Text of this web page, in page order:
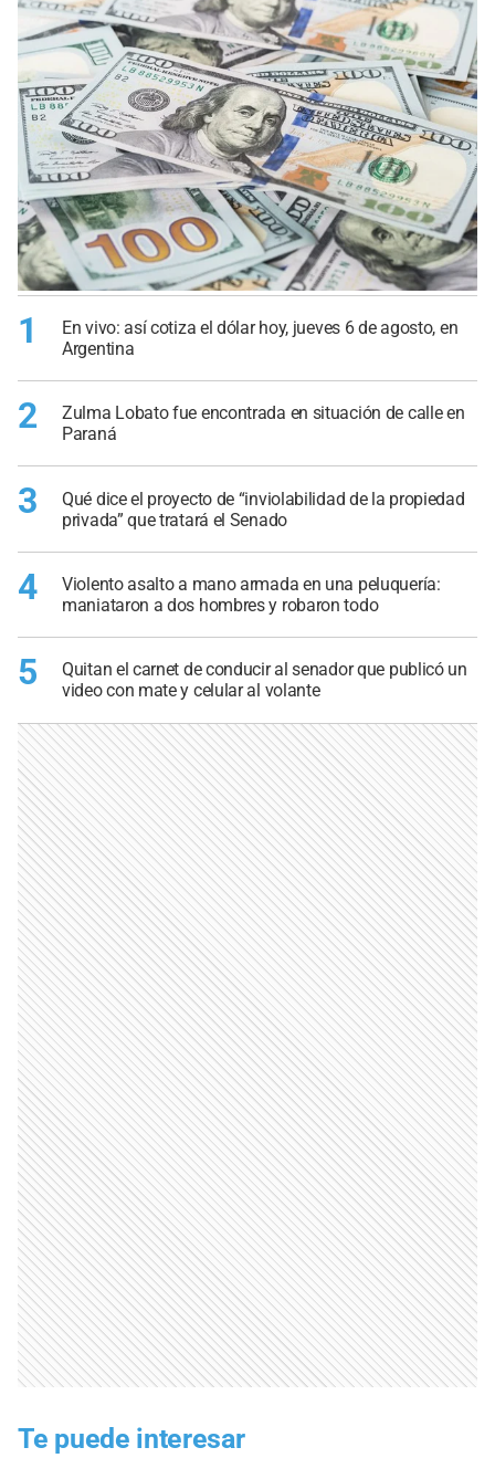
1
En vivo: así cotiza el dólar hoy, jueves 6 de agosto, en
Argentina
2
Zulma Lobato fue encontrada en situación de calle en
Paraná
3
Qué dice el proyecto de “inviolabilidad de la propiedad
privada” que tratará el Senado
4
Violento asalto a mano armada en una peluquería:
maniataron a dos hombres y robaron todo
5
Quitan el carnet de conducir al senador que publicó un
video con mate y celular al volante
Te puede interesar